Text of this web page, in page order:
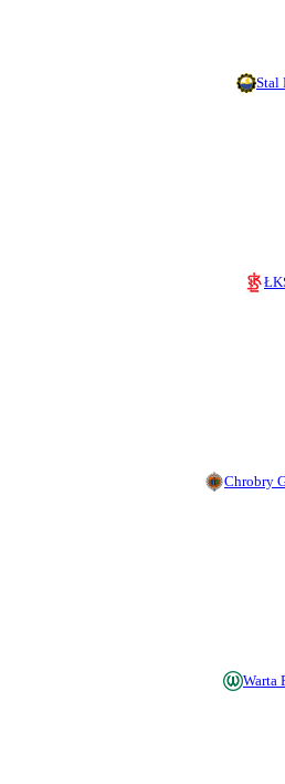
Stal
Chrobry
Warta